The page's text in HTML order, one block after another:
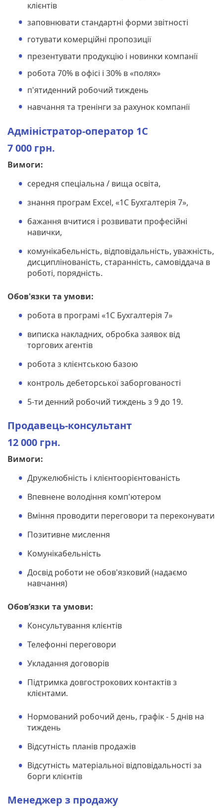
клієнтів
заповнювати стандартні форми звітності
готувати комерційні пропозиції
презентувати продукцію і новинки компанії
робота 70% в офісі і 30% в «полях»
п'ятиденний робочий тиждень
навчання та тренінги за рахунок компанії
Адміністратор-оператор 1С
7 000 грн.
Вимоги:
середня спеціальна / вища освіта,
знання програм Excel, «1С Бухгалтерія 7»,
бажання вчитися і розвивати професійні
навички,
комунікабельність, відповідальність, уважність,
дисциплінованість, старанність, самовіддача в
роботі, порядність.
Обов'язки та умови:
робота в програмі «1С Бухгалтерія 7»
виписка накладних, обробка заявок від
торгових агентів
робота з клієнтською базою
контроль дебеторської заборгованості
5-ти денний робочий тиждень з 9 до 19.
Продавець-консультант
12 000 грн.
Вимоги:
Дружелюбність і клієнтоорієнтованість
Впевнене володіння комп'ютером
Вміння проводити переговори та переконувати
Позитивне мислення
Комунікабельність
Досвід роботи не обов'язковий (надаємо
навчання)
Обов’язки та умови:
Консультування клієнтів
Телефонні переговори
Укладання договорів
Підтримка довгострокових контактів з
клієнтами.
Нормований робочий день, графік - 5 днів на
тиждень
Відсутність планів продажів
Відсутність матеріальної відповідальності за
борги клієнтів
Менеджер з продажу